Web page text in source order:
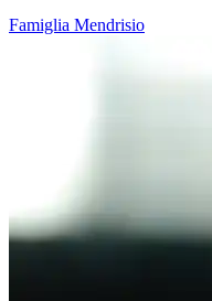
Famiglia Mendrisio